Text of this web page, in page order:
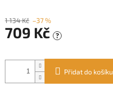
1 134 Kč –37 %
709 Kč ?
cena:
Přidat do košíku